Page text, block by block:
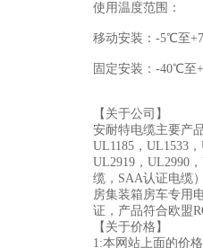
使用温度范围：
移动安装： -5℃至
固定安装： -40℃至
【关于公司】
安耐特电缆主要产
UL1185，UL1533
UL2919，UL2990
缆，SAA认证电缆
房集装箱房车专用
证，产品符合欧盟
【关于价格】
1:本网站上面的价